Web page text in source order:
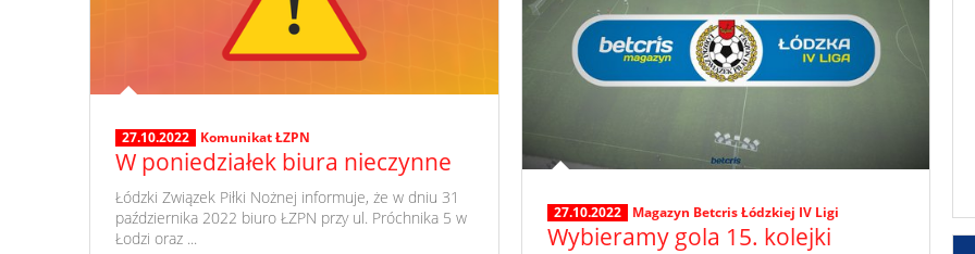
27.10.2022 Komunikat ŁZPN
W poniedziałek biura nieczynne
​ Łódzki Związek Piłki Nożnej informuje, że w dniu 31
października 2022 biuro ŁZPN przy ul. Próchnika 5 w
Łodzi oraz ...
27.10.2022 Magazyn Betcris Łódzkiej IV Ligi
Wybieramy gola 15. kolejki